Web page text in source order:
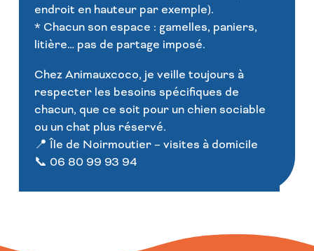
endroit en hauteur par exemple).
* Chacun son espace : gamelles, paniers,
litière… pas de partage imposé.
Chez Animauxcoco, je veille toujours à
respecter les besoins spécifiques de
chacun, que ce soit pour un chien sociable
ou un chat plus réservé.
📍 Île de Noirmoutier – visites à domicile
📞 06 80 99 93 94